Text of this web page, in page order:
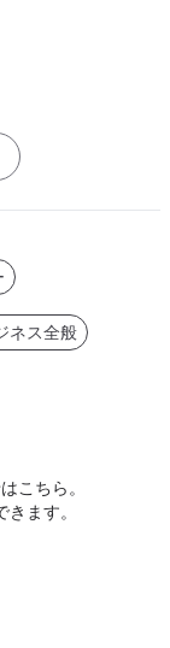
ネス全般
こちら。
ます。